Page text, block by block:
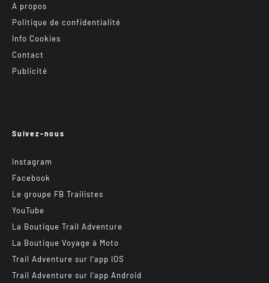
A propos
Politique de confidentialité
Info Cookies
Contact
Publicité
Suivez-nous
Instagram
Facebook
Le groupe FB Trailistes
YouTube
La Boutique Trail Adventure
La Boutique Voyage à Moto
Trail Adventure sur l’app IOS
Trail Adventure sur l’app Android